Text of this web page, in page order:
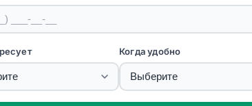
Когда удобно